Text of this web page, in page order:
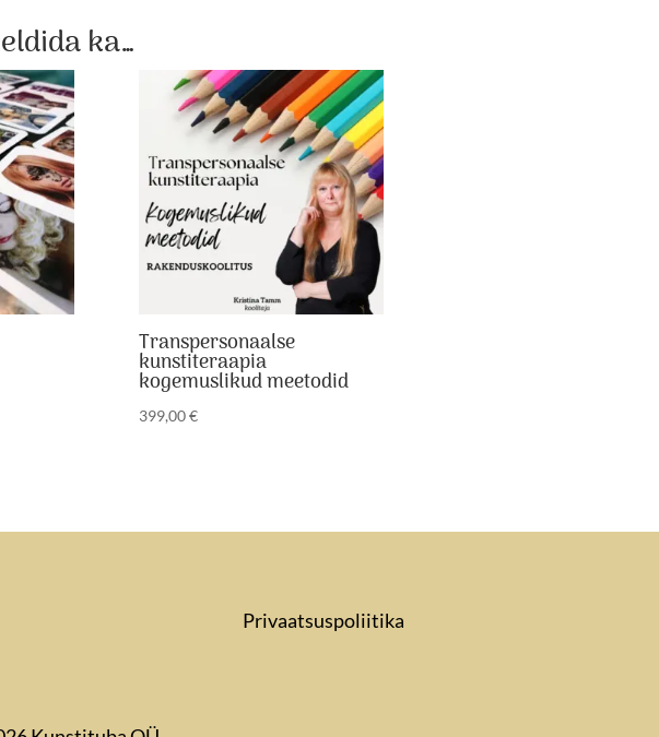
ka…
Transpersonaalse
kunstiteraapia
kogemuslikud meetodid
399,00€
Privaatsuspoliitika